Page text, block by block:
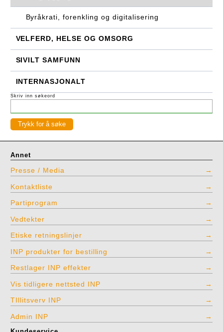
Byråkrati, forenkling og digitalisering
VELFERD, HELSE OG OMSORG
SIVILT SAMFUNN
INTERNASJONALT
Skriv inn søkeord
Annet
Presse / Media
Kontaktliste
Partiprogram
Vedtekter
Etiske retningslinjer
INP produkter for bestilling
Restlager INP effekter
Vis tidligere nettsted INP
TIllitsverv INP
Admin INP